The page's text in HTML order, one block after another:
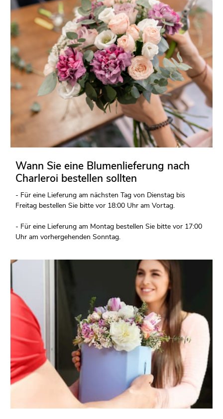
Wann Sie eine Blumenlieferung nach
Charleroi bestellen sollten
- Für eine Lieferung am nächsten Tag von Dienstag bis
Freitag bestellen Sie bitte vor 18:00 Uhr am Vortag.
- Für eine Lieferung am Montag bestellen Sie bitte vor 17:00
Uhr am vorhergehenden Sonntag.